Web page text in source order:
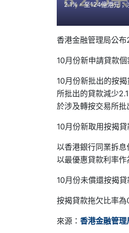
2.1%，至124億港元
香港金融管理局公
10月份新申請貸款
10月份新批出的按
所批出的貸款減少
於涉及轉按交易所
10月份新取用按揭
以香港銀行同業拆
以最優惠貸款利率作
10月份未償還按揭
按揭貸款拖欠比率為
來源： 香港金融管理